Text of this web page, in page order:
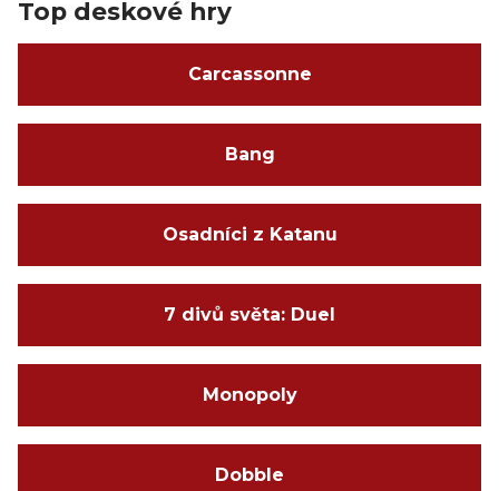
Top deskové hry
Carcassonne
Bang
Osadníci z Katanu
7 divů světa: Duel
Monopoly
Dobble